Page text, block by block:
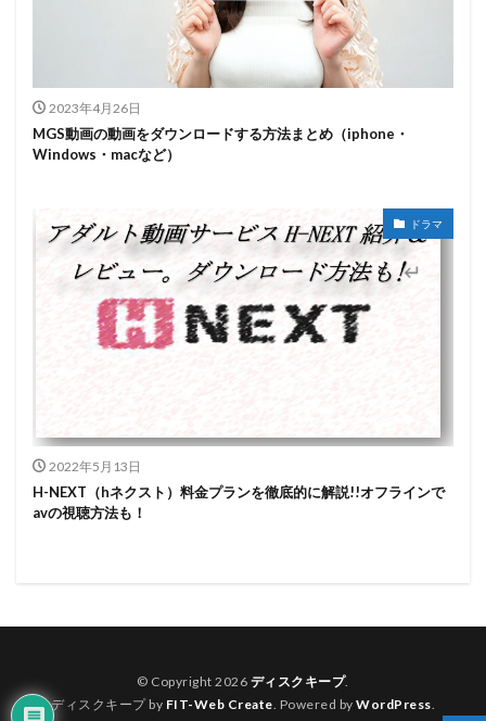
2023年4月26日
MGS動画の動画をダウンロードする方法まとめ（iphone・
Windows・macなど）
ドラマ
2022年5月13日
H-NEXT（hネクスト）料金プランを徹底的に解説!!オフラインで
avの視聴方法も！
© Copyright 2026 ディスクキープ.
ディスクキープ by FIT-Web Create . Powered by WordPress